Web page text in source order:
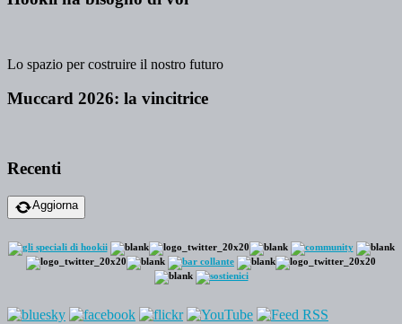
Lo spazio per costruire il nostro futuro
Muccard 2026: la vincitrice
Recenti
Aggiorna